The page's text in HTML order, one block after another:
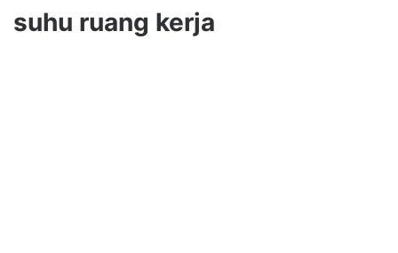
suhu ruang kerja